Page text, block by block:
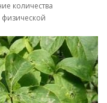
количества